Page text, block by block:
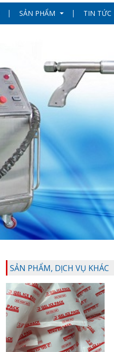
SẢN PHẨM TIN TỨC
SẢN PHẨM, DỊCH VỤ KHÁC